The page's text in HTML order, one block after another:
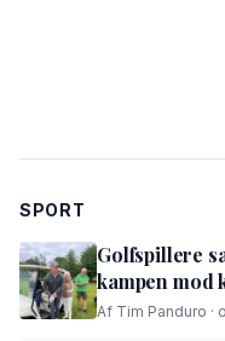
SPORT
Golfspillere
kampen mod
Af Tim Panduro ·